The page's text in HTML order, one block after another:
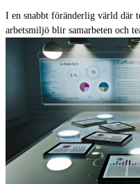
I en snabbt föränderlig värld där
arbetsmiljö blir samarbeten och